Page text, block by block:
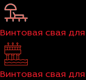
Винтовая свая
Винтовая свая